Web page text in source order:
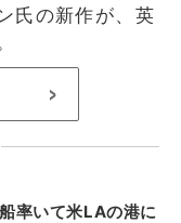
氏の新作が、英
>
率いて米LAの港に